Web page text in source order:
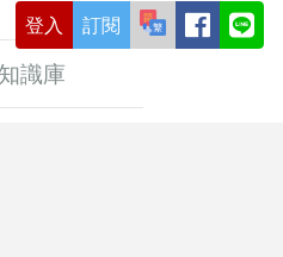
訂閱
登入
識庫